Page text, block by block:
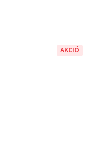
AKCIÓ